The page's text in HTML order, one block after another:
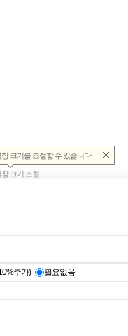
추가)
필요없음